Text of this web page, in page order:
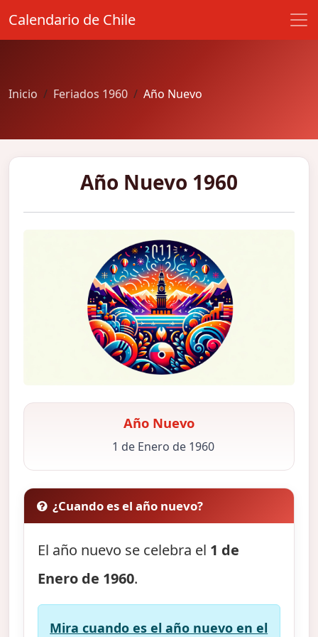
Calendario de Chile
Inicio Feriados 1960 Año Nuevo
Año Nuevo 1960
Año Nuevo
1 de Enero de 1960
¿Cuando es el año nuevo?
El año nuevo se celebra el 1 de
Enero de 1960.
Mira cuando es el año nuevo en el